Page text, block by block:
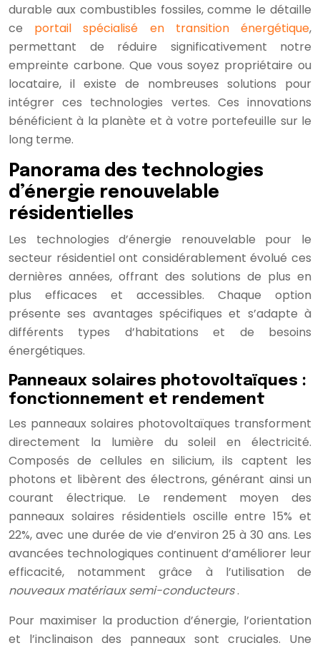
durable aux combustibles fossiles, comme le détaille
ce portail spécialisé en transition énergétique,
permettant de réduire significativement notre
empreinte carbone. Que vous soyez propriétaire ou
locataire, il existe de nombreuses solutions pour
intégrer ces technologies vertes. Ces innovations
bénéficient à la planète et à votre portefeuille sur le
long terme.
Panorama des technologies
d’énergie renouvelable
résidentielles
Les technologies d’énergie renouvelable pour le
secteur résidentiel ont considérablement évolué ces
dernières années, offrant des solutions de plus en
plus efficaces et accessibles. Chaque option
présente ses avantages spécifiques et s’adapte à
différents types d’habitations et de besoins
énergétiques.
Panneaux solaires photovoltaïques :
fonctionnement et rendement
Les panneaux solaires photovoltaïques transforment
directement la lumière du soleil en électricité.
Composés de cellules en silicium, ils captent les
photons et libèrent des électrons, générant ainsi un
courant électrique. Le rendement moyen des
panneaux solaires résidentiels oscille entre 15% et
22%, avec une durée de vie d’environ 25 à 30 ans. Les
avancées technologiques continuent d’améliorer leur
efficacité, notamment grâce à l’utilisation de
nouveaux matériaux semi-conducteurs.
Pour maximiser la production d’énergie, l’orientation
et l’inclinaison des panneaux sont cruciales. Une